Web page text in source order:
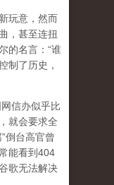
玩意，然而
，甚至连扭
的名言：“谁
制了历史，
信办似乎比
就会要求全
倒台高官曾
能看到404
歌无法解决